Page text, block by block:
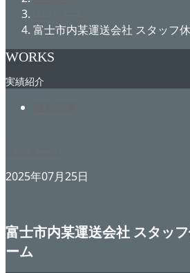
富士市内某運送会社 スタッフ
WORKS
実績紹介
2025年07月25日
富士市内某運送会社 スタッ
ーム